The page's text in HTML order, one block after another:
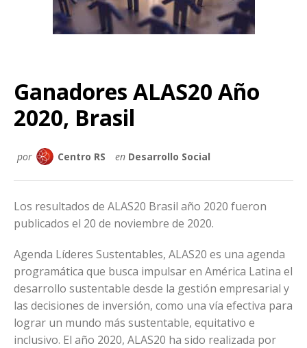
Ganadores ALAS20 Año
2020, Brasil
por Centro RS en Desarrollo Social
Los resultados de ALAS20 Brasil año 2020 fueron
publicados el 20 de noviembre de 2020.
Agenda Líderes Sustentables, ALAS20 es una agenda
programática que busca impulsar en América Latina el
desarrollo sustentable desde la gestión empresarial y
las decisiones de inversión, como una vía efectiva para
lograr un mundo más sustentable, equitativo e
inclusivo. El año 2020, ALAS20 ha sido realizada por